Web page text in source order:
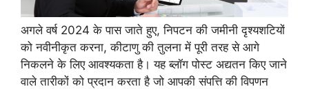
अगले वर्ष 2024 के पास जाते हुए, निपटन की जमीनी दृश्यशटियों
को नवीनीकृत करना, कीटाणु की तुलना में पूरी तरह से आगे
निकलने के लिए आवश्यकता है। यह ब्लॉग पोस्ट अद्यतन किए जाने
वाले तारीकों को प्रदान करता है जो आपकी संपत्ति की विपणन